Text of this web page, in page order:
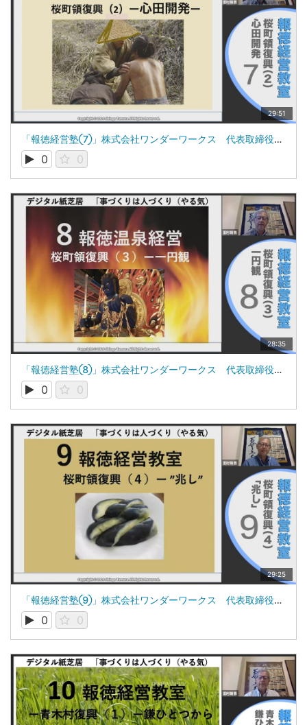
29:51
「報徳経営塾⑦」株式会社ワンダーワークス 代表取締役 田村新吾
0 0
28:35
「報徳経営塾⑧」株式会社ワンダーワークス 代表取締役 田村新吾
0 0
29:25
「報徳経営塾⑨」株式会社ワンダーワークス 代表取締役 田村新吾
0 0